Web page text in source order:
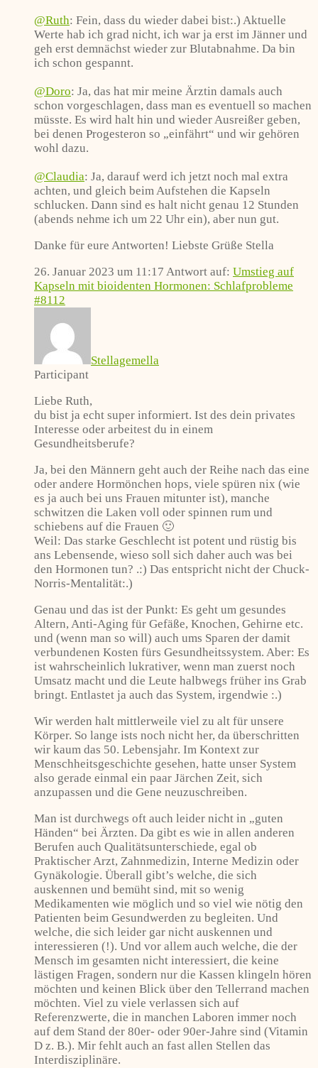
@Ruth: Fein, dass du wieder dabei bist:.) Aktuelle
Werte hab ich grad nicht, ich war ja erst im Jänner und
geh erst demnächst wieder zur Blutabnahme. Da bin
ich schon gespannt.
@Doro: Ja, das hat mir meine Ärztin damals auch
schon vorgeschlagen, dass man es eventuell so machen
müsste. Es wird halt hin und wieder Ausreißer geben,
bei denen Progesteron so „einfährt“ und wir gehören
wohl dazu.
@Claudia: Ja, darauf werd ich jetzt noch mal extra
achten, und gleich beim Aufstehen die Kapseln
schlucken. Dann sind es halt nicht genau 12 Stunden
(abends nehme ich um 22 Uhr ein), aber nun gut.
Danke für eure Antworten! Liebste Grüße Stella
26. Januar 2023 um 11:17 Antwort auf: Umstieg auf
Kapseln mit bioidenten Hormonen: Schlafprobleme
#8112
Stellagemella
Participant
Liebe Ruth,
du bist ja echt super informiert. Ist des dein privates
Interesse oder arbeitest du in einem
Gesundheitsberufe?
Ja, bei den Männern geht auch der Reihe nach das eine
oder andere Hormönchen hops, viele spüren nix (wie
es ja auch bei uns Frauen mitunter ist), manche
schwitzen die Laken voll oder spinnen rum und
schiebens auf die Frauen 🙂
Weil: Das starke Geschlecht ist potent und rüstig bis
ans Lebensende, wieso soll sich daher auch was bei
den Hormonen tun? .:) Das entspricht nicht der Chuck-
Norris-Mentalität:.)
Genau und das ist der Punkt: Es geht um gesundes
Altern, Anti-Aging für Gefäße, Knochen, Gehirne etc.
und (wenn man so will) auch ums Sparen der damit
verbundenen Kosten fürs Gesundheitssystem. Aber: Es
ist wahrscheinlich lukrativer, wenn man zuerst noch
Umsatz macht und die Leute halbwegs früher ins Grab
bringt. Entlastet ja auch das System, irgendwie :.)
Wir werden halt mittlerweile viel zu alt für unsere
Körper. So lange ists noch nicht her, da überschritten
wir kaum das 50. Lebensjahr. Im Kontext zur
Menschheitsgeschichte gesehen, hatte unser System
also gerade einmal ein paar Järchen Zeit, sich
anzupassen und die Gene neuzuschreiben.
Man ist durchwegs oft auch leider nicht in „guten
Händen“ bei Ärzten. Da gibt es wie in allen anderen
Berufen auch Qualitätsunterschiede, egal ob
Praktischer Arzt, Zahnmedizin, Interne Medizin oder
Gynäkologie. Überall gibt’s welche, die sich
auskennen und bemüht sind, mit so wenig
Medikamenten wie möglich und so viel wie nötig den
Patienten beim Gesundwerden zu begleiten. Und
welche, die sich leider gar nicht auskennen und
interessieren (!). Und vor allem auch welche, die der
Mensch im gesamten nicht interessiert, die keine
lästigen Fragen, sondern nur die Kassen klingeln hören
möchten und keinen Blick über den Tellerrand machen
möchten. Viel zu viele verlassen sich auf
Referenzwerte, die in manchen Laboren immer noch
auf dem Stand der 80er- oder 90er-Jahre sind (Vitamin
D z. B.). Mir fehlt auch an fast allen Stellen das
Interdisziplinäre.